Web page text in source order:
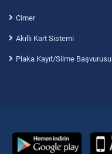
Cimer
Akıllı Kart Sistemi
Plaka Kayıt/Silme Başvurusu